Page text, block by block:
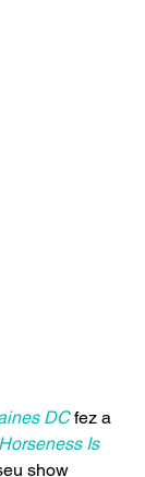
DC fez a
Horseness Is
show